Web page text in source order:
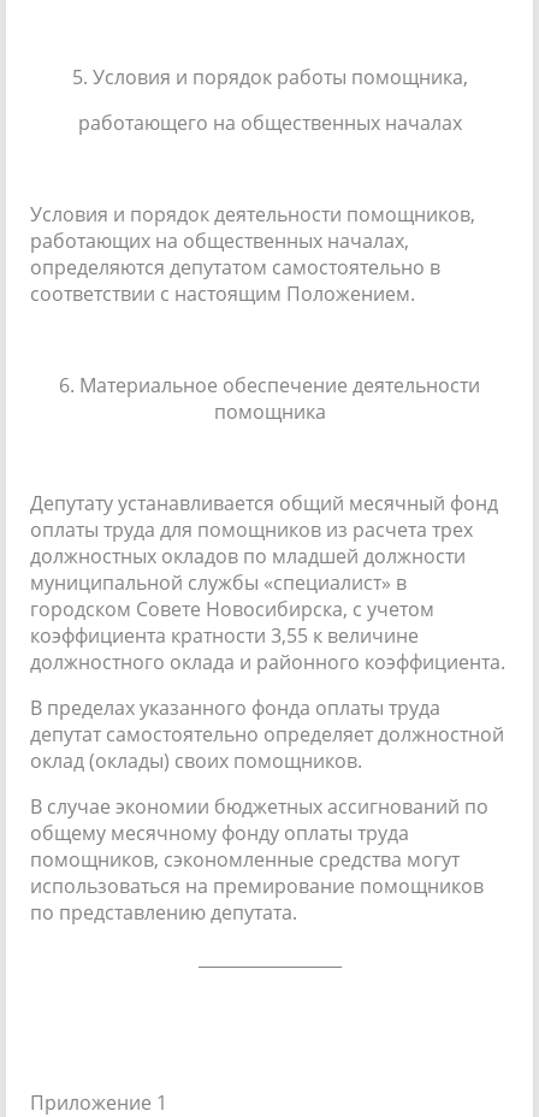
5. Условия и порядок работы помощника,
работающего на общественных началах
Условия и порядок деятельности помощников,
работающих на общественных началах,
определяются депутатом самостоятельно в
соответствии с настоящим Положением.
6. Материальное обеспечение деятельности
помощника
Депутату устанавливается общий месячный фонд
оплаты труда для помощников из расчета трех
должностных окладов по младшей должности
муниципальной службы «специалист» в
городском Совете Новосибирска, с учетом
коэффициента кратности 3,55 к величине
должностного оклада и районного коэффициента.
В пределах указанного фонда оплаты труда
депутат самостоятельно определяет должностной
оклад (оклады) своих помощников.
В случае экономии бюджетных ассигнований по
общему месячному фонду оплаты труда
помощников, сэкономленные средства могут
использоваться на премирование помощников
по представлению депутата.
Приложение 1